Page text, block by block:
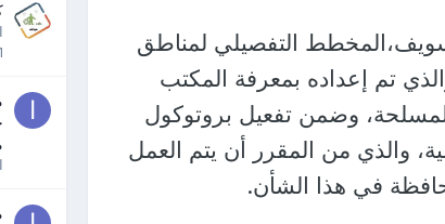
التفصيلي لمناطق
تم إعداده بمعرفة المكتب
وضمن تفعيل بروتوكول
والذي من المقرر أن يتم العمل
في هذا الشأن.